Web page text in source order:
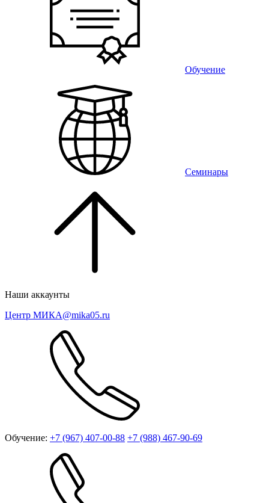
Обучение
Семинары
Наши аккаунты
Центр МИКА@mika05.ru
Обучение: +7 (967) 407-00-88 +7 (988) 467-90-69